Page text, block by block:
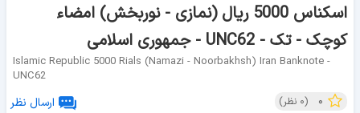
اسکناس 5000 ریال (نمازی - نوربخش) امضاء
کوچک - تک - UNC62 - جمهوری اسلامی
Islamic Republic 5000 Rials (namazi - Noorbakhsh) Iran Banknote -
UNC62
۰ (۰ نظر)
ارسال نظر